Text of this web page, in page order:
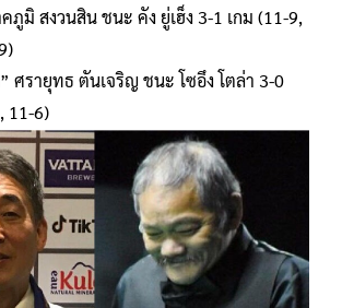
ภูมิ​ สงวนสิน ชนะ​ คัง ยู่เฮ็ง 3-1 เกม​ (11-9,
ศรายุทธ ตันเจริญ​ ชนะ​ โซอึง​ โตล่า 3-0
11-6)